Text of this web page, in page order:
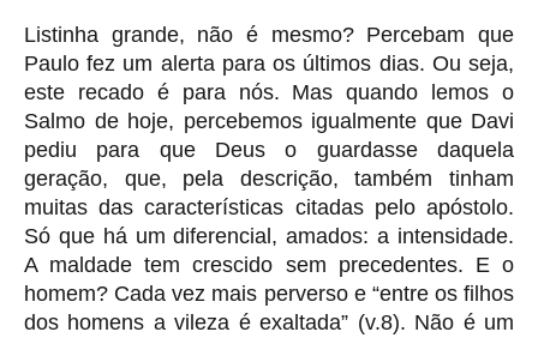
Listinha grande, não é mesmo? Percebam que
Paulo fez um alerta para os últimos dias. Ou seja,
este recado é para nós. Mas quando lemos o
Salmo de hoje, percebemos igualmente que Davi
pediu para que Deus o guardasse daquela
geração, que, pela descrição, também tinham
muitas das características citadas pelo apóstolo.
Só que há um diferencial, amados: a intensidade.
A maldade tem crescido sem precedentes. E o
homem? Cada vez mais perverso e “entre os filhos
dos homens a vileza é exaltada” (v.8). Não é um